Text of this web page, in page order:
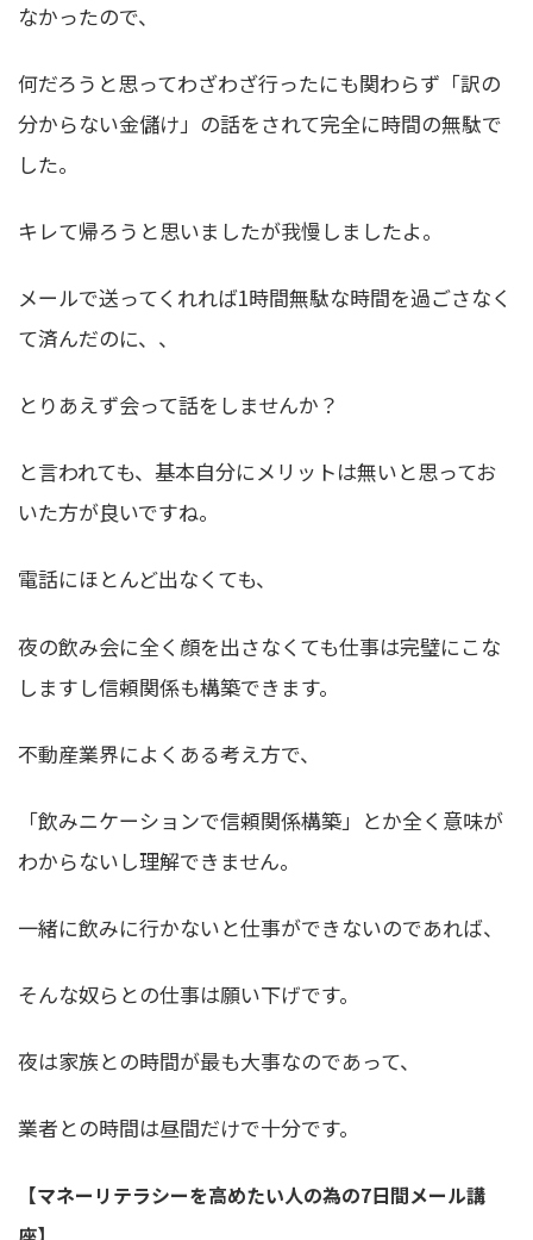
なかったので、
何だろうと思ってわざわざ行ったにも関わらず「訳の
分からない金儲け」の話をされて完全に時間の無駄で
した。
キレて帰ろうと思いましたが我慢しましたよ。
メールで送ってくれれば1時間無駄な時間を過ごさなく
て済んだのに、、
とりあえず会って話をしませんか？
と言われても、基本自分にメリットは無いと思ってお
いた方が良いですね。
電話にほとんど出なくても、
夜の飲み会に全く顔を出さなくても仕事は完璧にこな
しますし信頼関係も構築できます。
不動産業界によくある考え方で、
「飲みニケーションで信頼関係構築」とか全く意味が
わからないし理解できません。
一緒に飲みに行かないと仕事ができないのであれば、
そんな奴らとの仕事は願い下げです。
夜は家族との時間が最も大事なのであって、
業者との時間は昼間だけで十分です。
【マネーリテラシーを高めたい人の為の7日間メール講